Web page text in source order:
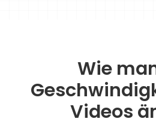
Wie
Videos